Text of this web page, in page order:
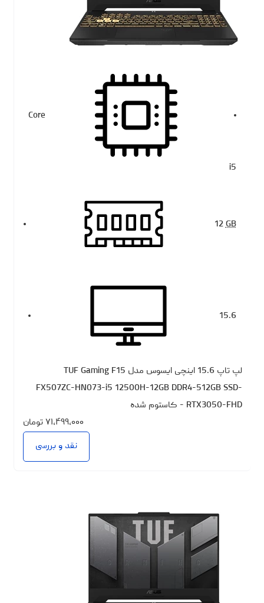
Core
i5
12GB
15.6
لپ تاپ 15.6 اینچی ایسوس مدل TUF Gaming F15
FX507ZC-HN073-i5 12500H-12GB DDR4-512GB SSD-
RTX3050-FHD - کاستوم شده
۷۱،۴۹۹،۰۰۰ تومان
نقد و بررسی